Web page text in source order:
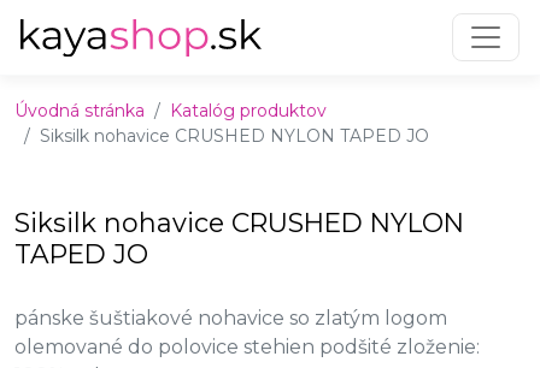
Úvodná stránka
Katalóg produktov
Siksilk nohavice CRUSHED NYLON TAPED JO
Siksilk nohavice CRUSHED NYLON
TAPED JO
pánske šuštiakové nohavice so zlatým logom
olemované do polovice stehien podšité zloženie: